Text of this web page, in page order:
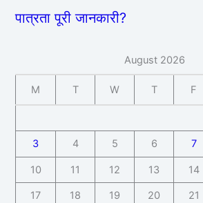
पात्रता पूरी जानकारी?
August 2026
M T W T F
3 4 5 6 7
10 11 12 13 14
17 18 19 20 21